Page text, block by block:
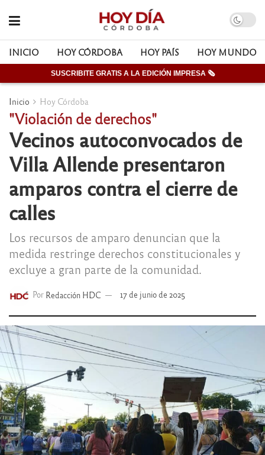
INICIO HOY CÓRDOBA HOY PAÍS HOY MUNDO
SUSCRIBITE GRATIS A LA EDICIÓN IMPRESA 🗞
Inicio Hoy Córdoba
"Violación de derechos"
Vecinos autoconvocados de
Villa Allende presentaron
amparos contra el cierre de
calles
Los recursos de amparo denuncian que la
medida restringe derechos constitucionales y
excluye a gran parte de la comunidad.
Por Redacción HDC 17 de junio de 2025